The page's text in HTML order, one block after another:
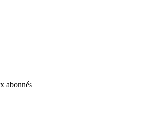
abonnés